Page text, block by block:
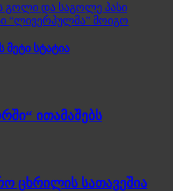
გოლი და საგოლე პასი
“ლივერპულმა” მოიგო
მეტი სტატია
ითამაშებს
ცხრილის სათავეშია